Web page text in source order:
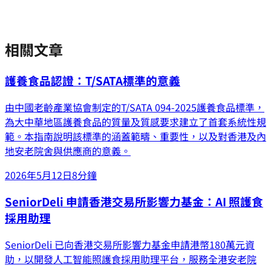
相關文章
護養食品認證：T/SATA標準的意義
由中國老齡產業協會制定的T/SATA 094-2025護養食品標準，
為大中華地區護養食品的質量及質感要求建立了首套系統性規
範。本指南說明該標準的涵蓋範疇、重要性，以及對香港及內
地安老院舍與供應商的意義。
2026年5月12日8分鐘
SeniorDeli 申請香港交易所影響力基金：AI 照護食
採用助理
SeniorDeli 已向香港交易所影響力基金申請港幣180萬元資
助，以開發人工智能照護食採用助理平台，服務全港安老院